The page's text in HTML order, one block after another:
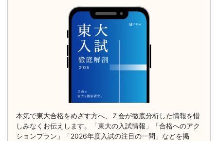
本気で東大合格をめざす方へ、Ｚ会が徹底分析した情報を惜
しみなくお伝えします。「東大の入試情報」「合格へのアク
ションプラン」「2026年度入試の注目の一問」などを掲